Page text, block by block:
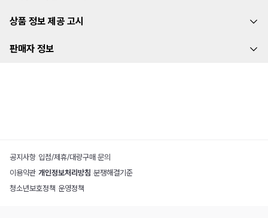
상품 정보 제공 고시
판매자 정보
공지사항 입점/제휴/대량구매 문의
이용약관 개인정보처리방침 분쟁해결기준
청소년보호정책 운영정책